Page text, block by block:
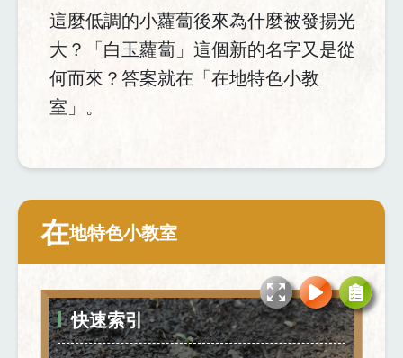
這麼低調的小蘿蔔後來為什麼被發揚光
大？「白玉蘿蔔」這個新的名字又是從
何而來？答案就在「在地特色小教
室」。
在地特色小教室
快速索引